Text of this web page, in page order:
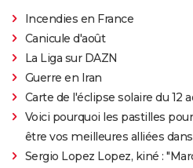
Incendies en France
Canicule d'août
La Liga sur DAZN
Guerre en Iran
Carte de l'éclipse solaire du 12
Voici pourquoi les pastilles
être vos meilleures alliées
Sergio Lopez Lopez, kiné :